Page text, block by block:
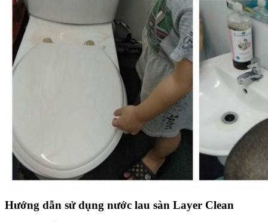
Hướng dẫn sử dụng nước lau sàn Layer Clean